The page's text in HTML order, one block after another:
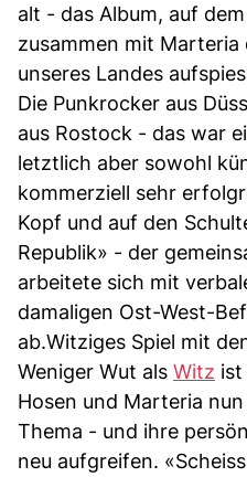
alt - das Album, auf dem
zusammen mit Marteria
unseres Landes
Die Punkrocker aus
aus Rostock - das war
letztlich aber sowohl
kommerziell sehr
Kopf und auf den
Republik» - der
arbeitete sich mit
damaligen Ost-West-
ab.Witziges Spiel mit
Weniger Wut als Witz ist
Hosen und Marteria
Thema - und ihre
neu aufgreifen.